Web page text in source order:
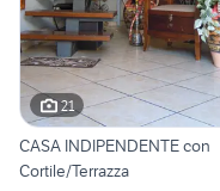
21
CASA INDIPENDENTE con
Cortile/Terrazza